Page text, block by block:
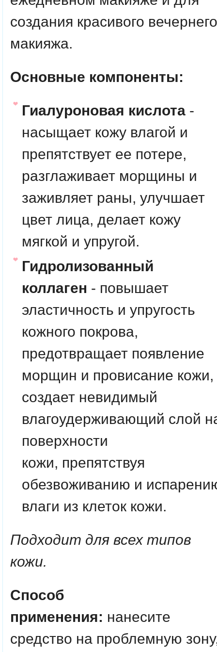
создания красивого вечернего
макияжа.
Основные компоненты:
Гиалуроновая кислота -
насыщает кожу влагой и
препятствует ее потере,
разглаживает морщины и
заживляет раны, улучшает
цвет лица, делает кожу
мягкой и упругой.
Гидролизованный
коллаген - повышает
эластичность и упругость
кожного покрова,
предотвращает появление
морщин и провисание кожи,
создает невидимый
влагоудерживающий слой
поверхности
кожи, препятствуя
обезвоживанию и
влаги из клеток кожи.
Подходит для всех типов
кожи.
Способ
применения: нанесите
средство на проблемную